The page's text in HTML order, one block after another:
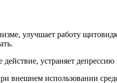
улучшает работу
устраняет
внешнем использовании